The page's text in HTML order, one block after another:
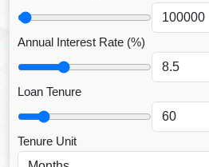
Annual Interest Rate (%)
Loan Tenure
Tenure Unit